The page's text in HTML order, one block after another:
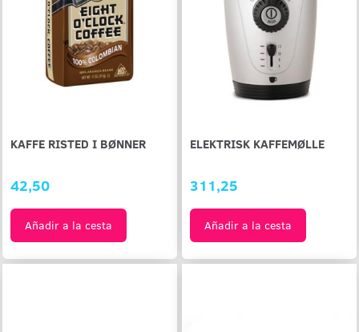
KAFFE RISTED I BØNNER
42,50
Añadir a la cesta
ELEKTRISK KAFFEMØLLE
311,25
Añadir a la cesta